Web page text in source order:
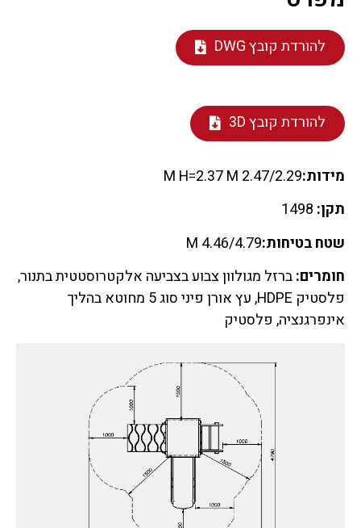
להורדת קובץ DWG
להורדת קובץ 3D
מידות:2.47/2.29 M H=2.37 M
תקן:
שטח בטיחות:4.46/4.79 M
חומרים:ברזל מגולוון צבוע בצביעה אלקטרוסטטית בתנור,
פלסטיק HDPE, עץ אורן פיני סוג 5 מחוטא בהליך
אינפרגנציה, פלסטיק